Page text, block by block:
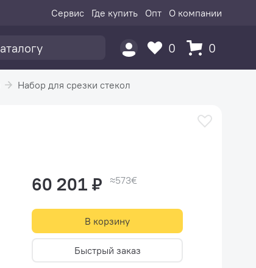
Сервис Где купить Опт О компании
0 0
Набор для срезки стекол
60 201 ₽ ≈573€
В корзину
Быстрый заказ